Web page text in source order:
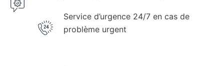
Service d’urgence 24/7 en cas de
problème urgent